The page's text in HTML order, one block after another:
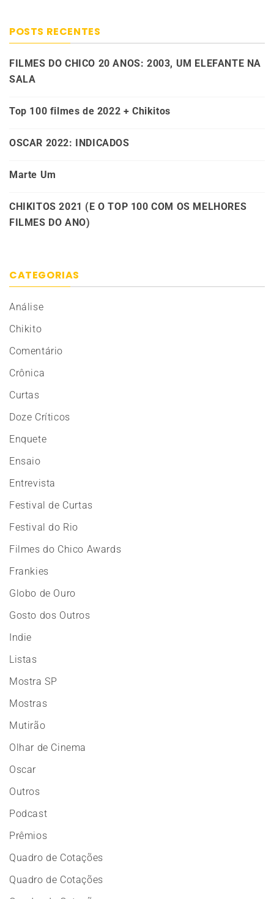
POSTS RECENTES
FILMES DO CHICO 20 ANOS: 2003, UM ELEFANTE NA
SALA
Top 100 filmes de 2022 + Chikitos
OSCAR 2022: INDICADOS
Marte Um
CHIKITOS 2021 (E O TOP 100 COM OS MELHORES
FILMES DO ANO)
CATEGORIAS
Análise
Chikito
Comentário
Crônica
Curtas
Doze Críticos
Enquete
Ensaio
Entrevista
Festival de Curtas
Festival do Rio
Filmes do Chico Awards
Frankies
Globo de Ouro
Gosto dos Outros
Indie
Listas
Mostra SP
Mostras
Mutirão
Olhar de Cinema
Oscar
Outros
Podcast
Prêmios
Quadro de Cotações
Quadro de Cotações